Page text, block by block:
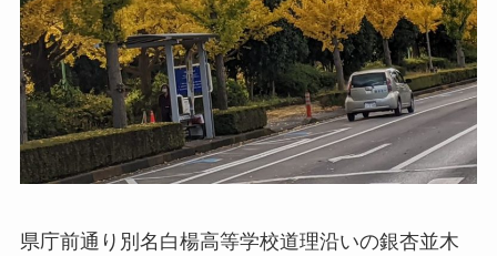
県庁前通り別名白楊高等学校道理沿いの銀杏並木